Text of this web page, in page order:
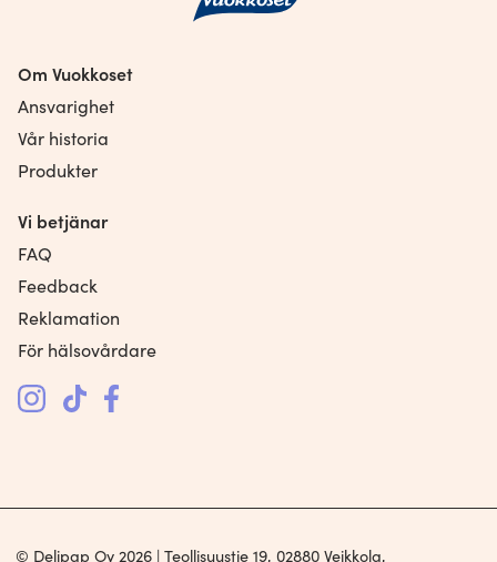
Om Vuokkoset
Ansvarighet
Vår historia
Produkter
Vi betjänar
FAQ
Feedback
Reklamation
För hälsovårdare
© Delipap Oy 2026 | Teollisuustie 19, 02880 Veikkola,